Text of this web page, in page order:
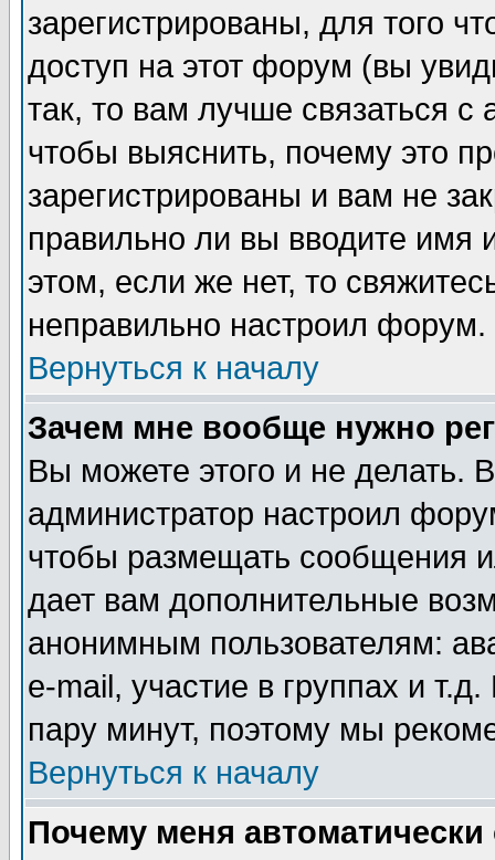
зарегистрированы, для того
доступ на этот форум (вы
так, то вам лучше связаться
чтобы выяснить, почему это
зарегистрированы и вам не
правильно ли вы вводите
этом, если же нет, то
неправильно настроил форум.
Вернуться к началу
Зачем мне вообще нужно
Вы можете этого и не делать.
администратор настроил
чтобы размещать сообщения
дает вам дополнительные
анонимным пользователям:
e-mail, участие в группах и
пару минут, поэтому мы
Вернуться к началу
Почему меня автоматически